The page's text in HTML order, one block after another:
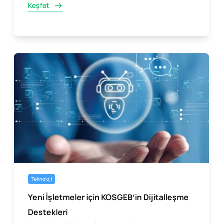
Keşfet
Teknoloji
Yeni İşletmeler için KOSGEB’in Dijitalleşme
Destekleri